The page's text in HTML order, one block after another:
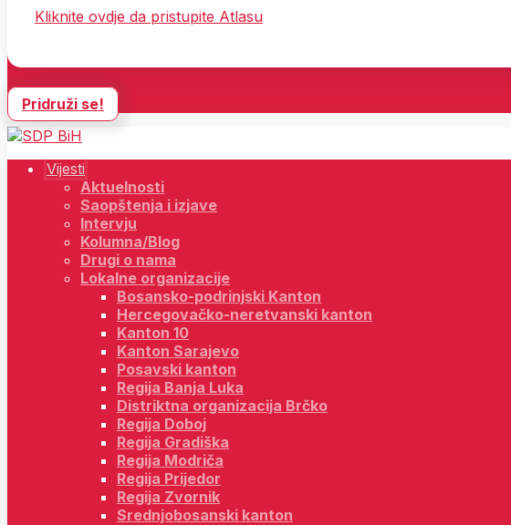
Kliknite ovdje da pristupite Atlasu
Pridruži se!
Vijesti
Aktuelnosti
Saopštenja i izjave
Intervju
Kolumna/Blog
Drugi o nama
Lokalne organizacije
Bosansko-podrinjski Kanton
Hercegovačko-neretvanski kanton
Kanton 10
Kanton Sarajevo
Posavski kanton
Regija Banja Luka
Distriktna organizacija Brčko
Regija Doboj
Regija Gradiška
Regija Modriča
Regija Prijedor
Regija Zvornik
Srednjobosanski kanton